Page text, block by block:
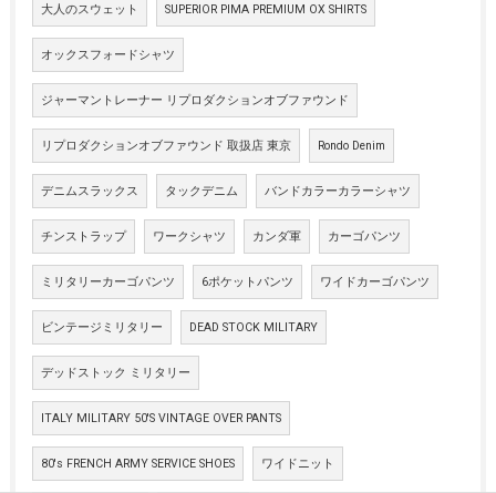
大人のスウェット SUPERIOR PIMA PREMIUM OX SHIRTS
オックスフォードシャツ
ジャーマントレーナー リプロダクションオブファウンド
リプロダクションオブファウンド 取扱店 東京 Rondo Denim
デニムスラックス タックデニム バンドカラーカラーシャツ
チンストラップ ワークシャツ カンダ軍 カーゴパンツ
ミリタリーカーゴパンツ 6ポケットパンツ ワイドカーゴパンツ
ビンテージミリタリー DEAD STOCK MILITARY
デッドストック ミリタリー
ITALY MILITARY 50'S VINTAGE OVER PANTS
80's FRENCH ARMY SERVICE SHOES ワイドニット